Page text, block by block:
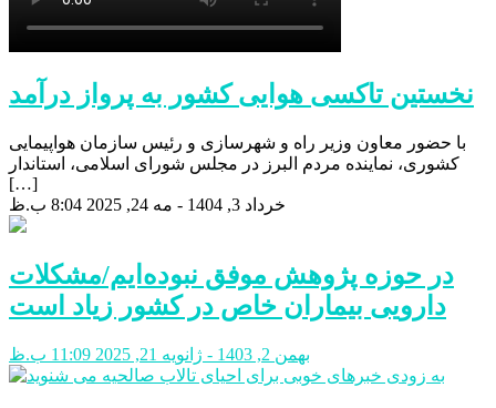
نخستین تاکسی هوایی کشور به پرواز درآمد
با حضور معاون وزیر راه و شهرسازی و رئیس سازمان هواپیمایی
کشوری، نماینده مردم البرز در مجلس شورای اسلامی، استاندار
[…]
خرداد 3, 1404 - مه 24, 2025
8:04 ب.ظ
در حوزه پژوهش موفق نبوده‌ایم/مشکلات
دارویی بیماران خاص در کشور زیاد است
بهمن 2, 1403 - ژانویه 21, 2025 11:09 ب.ظ